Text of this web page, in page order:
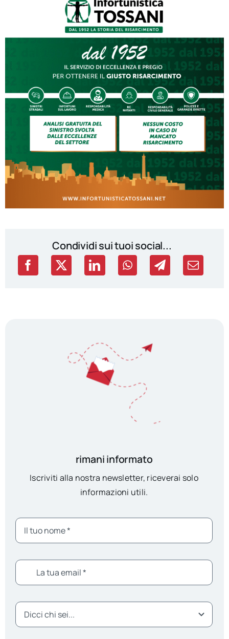
Condividi sui tuoi social...
rimani informato
Iscriviti alla nostra newsletter, riceverai solo
informazioni utili.